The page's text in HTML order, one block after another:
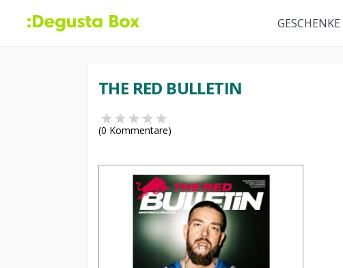
GESCHENKE
THE RED BULLETIN
(0 Kommentare)